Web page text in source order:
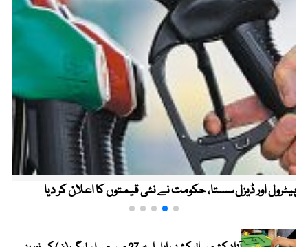
پیٹرول اور ڈیزل سستا، حکومت نے نئی قیمتوں کا اعلان کر دیا